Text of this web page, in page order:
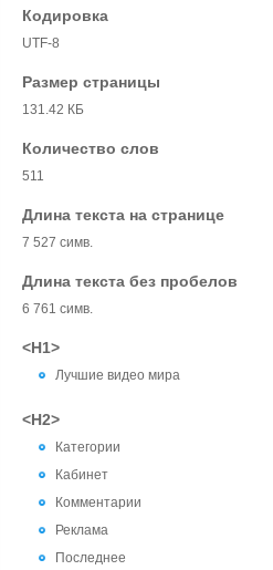
Кодировка
UTF-8
Размер страницы
131.42 КБ
Количество слов
511
Длина текста на странице
7 527 симв.
Длина текста без пробелов
6 761 симв.
<H1>
Лучшие видео мира
<H2>
Категории
Кабинет
Комментарии
Реклама
Последнее